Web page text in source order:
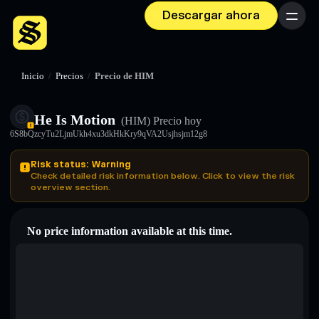
Descargar ahora Menú
Inicio / Precios / Precio de HIM
He Is Motion (HIM) Precio hoy
6S8bQzcyTu2LjmUkh4xu3dkHkKry9qVA2Usjhsjm12g8
Risk status: Warning
Check detailed risk information below. Click to view the risk
overview section.
No price information available at this time.